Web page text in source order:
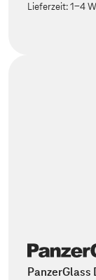
Lieferzeit:1-4
PanzerGlass